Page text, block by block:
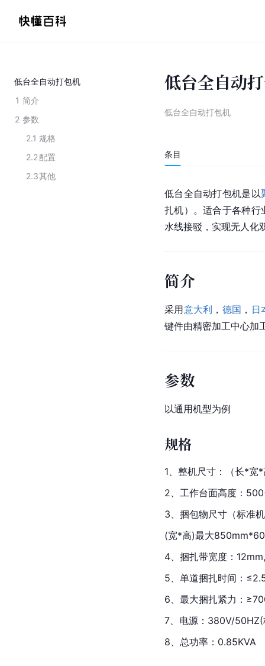
低台全自动打包机
1 简介
2 参数
2.1 规格
2.2配置
2.3其他
低台全自动
低台全自动打包机
条目
低台全自动打包机是以
扎机）。适合于各种行
水线接驳，实现无人化
简介
采用意大利 ， 德国 ， 日
键件由精密加工中心加
参数
以通用机型为例
规格
1、整机尺寸：（长*
2、工作台面高度：
3、捆包物尺寸（标准
(宽*高)最大
4、捆扎带宽度：
5、单道捆扎时间：
6、最大捆扎紧力：
7、电源：380V/
8、总功率：0.85KVA